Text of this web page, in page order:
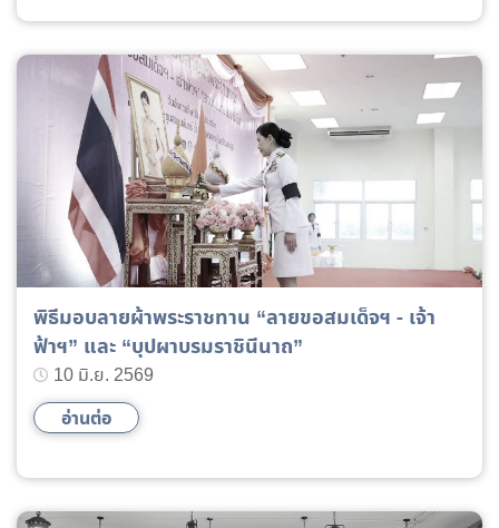
พิธีมอบลายผ้าพระราชทาน “ลายขอสมเด็จฯ - เจ้า
ฟ้าฯ” และ “บุปผาบรมราชินีนาถ”
10 มิ.ย. 2569
อ่านต่อ